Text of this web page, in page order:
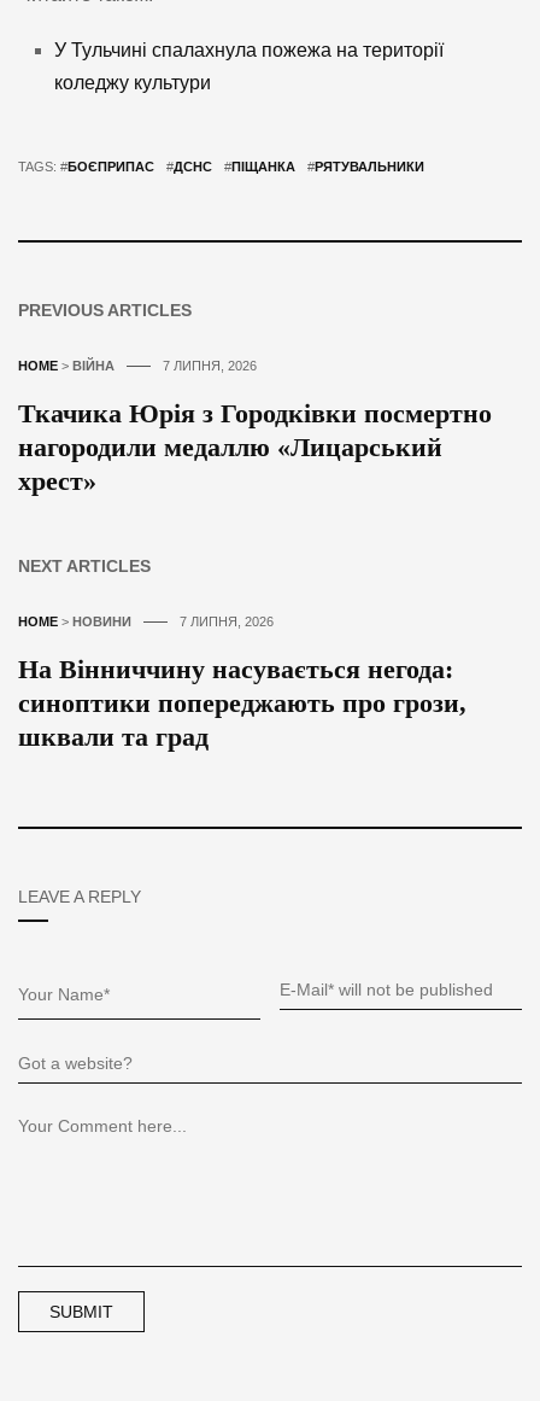
У Тульчині спалахнула пожежа на території
коледжу культури
TAGS: #БОЄПРИПАС #ДСНС #ПІЩАНКА #РЯТУВАЛЬНИКИ
PREVIOUS ARTICLES
HOME > ВІЙНА 7 ЛИПНЯ, 2026
Ткачика Юрія з Городківки посмертно
нагородили медаллю «Лицарський
хрест»
NEXT ARTICLES
HOME > НОВИНИ 7 ЛИПНЯ, 2026
На Вінниччину насувається негода:
синоптики попереджають про грози,
шквали та град
LEAVE A REPLY